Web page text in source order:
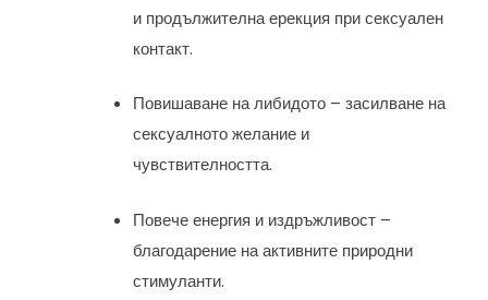
и продължителна ерекция при сексуален
контакт.
Повишаване на либидото – засилване на
сексуалното желание и
чувствителността.
Повече енергия и издръжливост –
благодарение на активните природни
стимуланти.